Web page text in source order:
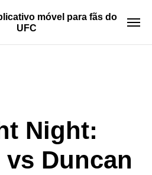
móvel para fãs do
UFC
Night:
Duncan